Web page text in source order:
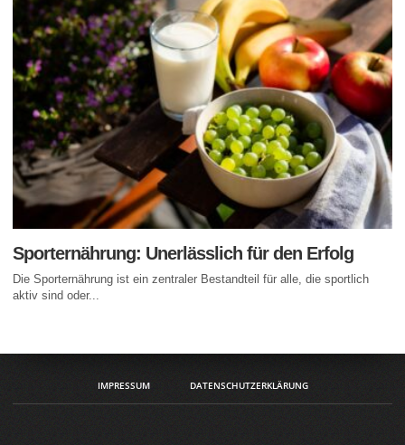
Sporternährung: Unerlässlich für den Erfolg
Die Sporternährung ist ein zentraler Bestandteil für alle, die sportlich
aktiv sind oder...
IMPRESSUM DATENSCHUTZERKLÄRUNG